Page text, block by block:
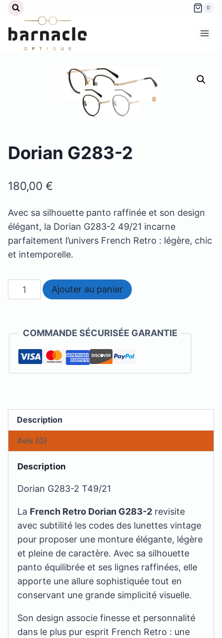
Aller
contenu
0
Dorian G283-2
180,00€
Avec sa silhouette panto raffinée et son design
élégant, la Dorian G283-2 49/21 incarne
parfaitement l’univers French Retro : légère, chic
et intemporelle.
quantité
de
G283-
Ajouter au panier
COMMANDE SÉCURISÉE GARANTIE
Description
Avis (0)
Description
Dorian G283-2 T49/21
La French Retro Dorian G283-2 revisite
avec subtilité les codes des lunettes vintage
pour proposer une monture élégante, légère
et pleine de caractère. Avec sa silhouette
panto équilibrée et ses lignes raffinées, elle
apporte une allure sophistiquée tout en
conservant une grande simplicité visuelle.
Son design associe finesse et personnalité
dans le plus pur esprit French Retro : une